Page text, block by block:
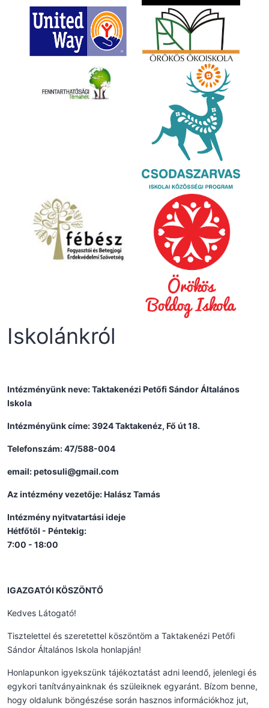
Iskolánkról
Intézményünk neve: Taktakenézi Petőfi Sándor Általános
Iskola
Intézményünk címe: 3924 Taktakenéz, Fő út 18.
Telefonszám: 47/588-004
email: petosuli@gmail.com
Az intézmény vezetője: Halász Tamás
Intézmény nyitvatartási ideje
Hétfőtől - Péntekig:
7:00 - 18:00
IGAZGATÓI KÖSZÖNTŐ
Kedves Látogató!
Tisztelettel és szeretettel köszöntöm a Taktakenézi Petőfi
Sándor Általános Iskola honlapján!
Honlapunkon igyekszünk tájékoztatást adni leendő, jelenlegi és
egykori tanítványainknak és szüleiknek egyaránt. Bízom benne,
hogy oldalunk böngészése során hasznos információkhoz jut,